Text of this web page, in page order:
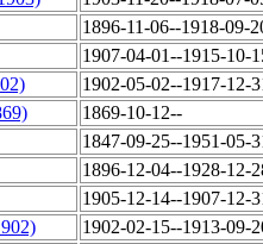
1896-11-06--1918-09-
1907-04-01--1915-10-
1902-05-02--1917-12-
1869-10-12--
1847-09-25--1951-05-
1896-12-04--1928-12-
1905-12-14--1907-12-
1902-02-15--1913-09-